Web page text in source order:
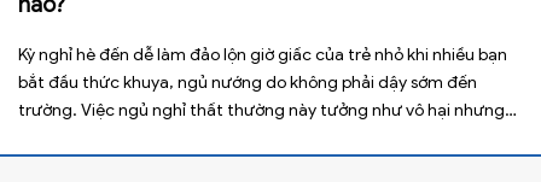
Kỳ nghỉ hè đến dễ làm đảo lộn giờ giấc của trẻ nhỏ khi nhiều bạn
bắt đầu thức khuya, ngủ nướng do không phải dậy sớm đến
trường. Việc ngủ nghỉ thất thường này tưởng như vô hại nhưng